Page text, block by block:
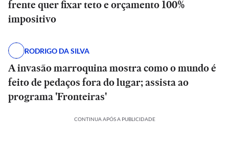
frente quer fixar teto e orçamento 100%
impositivo
RODRIGO DA SILVA
A invasão marroquina mostra como o mundo é
feito de pedaços fora do lugar; assista ao
programa 'Fronteiras'
CONTINUA APÓS A PUBLICIDADE